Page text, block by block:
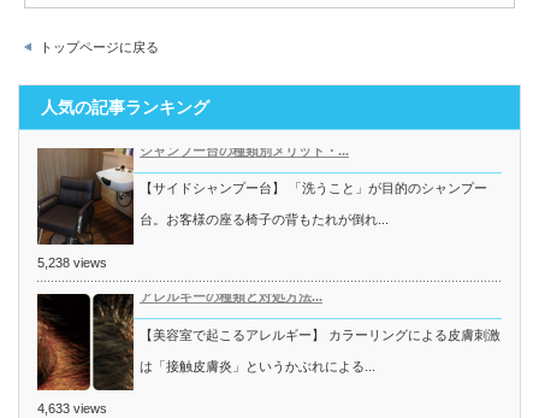
トップページに戻る
人気の記事ランキング
シャンプー台の種類別メリット・...
【サイドシャンプー台】 「洗うこと」が目的のシャンプー
台。お客様の座る椅子の背もたれが倒れ...
5,238 views
アレルギーの種類と対処方法...
【美容室で起こるアレルギー】 カラーリングによる皮膚刺激
は「接触皮膚炎」というかぶれによる...
4,633 views